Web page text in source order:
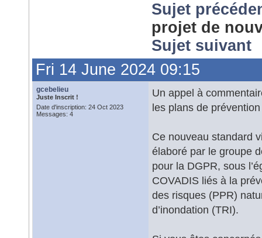
Sujet
projet de
Sujet suivant
Fri 14 June 2024 09:15
gcebelieu
Juste Inscrit !
Date d'inscription: 24 Oct 2023
Messages: 4
Un appel à
les plans de
Ce nouveau standard
élaboré par le groupe
pour la DGPR, sous
COVADIS liés à la
des risques (PPR)
d’inondation (TRI).